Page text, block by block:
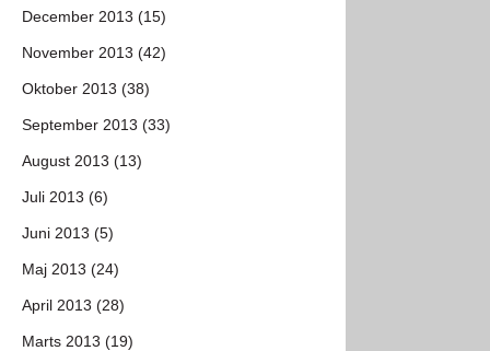
December 2013 (15)
November 2013 (42)
Oktober 2013 (38)
September 2013 (33)
August 2013 (13)
Juli 2013 (6)
Juni 2013 (5)
Maj 2013 (24)
April 2013 (28)
Marts 2013 (19)